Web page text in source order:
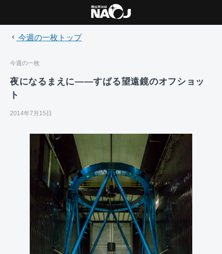
今週の一枚トップ
今週の一枚
夜になるまえに――すばる望遠鏡のオフショッ
ト
2014年7月15日